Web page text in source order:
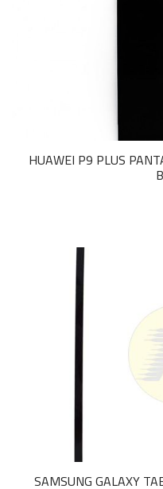
HUAWEI P9 PLUS
SAMSUNG GALAXY